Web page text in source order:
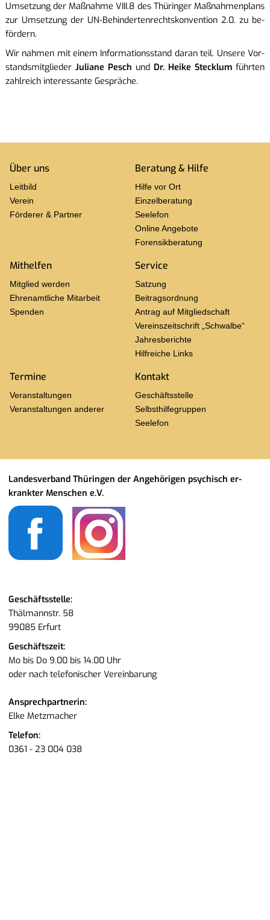
Um­set­zung der Maß­nah­me VIII.8 des Thü­rin­ger Maß­nah­men­plans
zur Um­set­zung der UN-Be­hin­der­ten­rechts­kon­ven­ti­on 2.0. zu be­
för­dern.
Wir nah­men mit einem In­for­ma­ti­ons­stand daran teil. Un­se­re Vor­
stands­mit­glie­der Ju­lia­ne Pesch und Dr. Heike Steck­lum führ­ten
zahl­reich in­ter­es­san­te Ge­sprä­che.
Über uns
Leit­bild
Ver­ein
För­de­rer & Part­ner
Be­ra­tung & Hilfe
Hilfe vor Ort
Ein­zel­be­ra­tung
See­le­fon
On­line An­ge­bo­te
Fo­ren­sik­be­ra­tung
Mit­hel­fen
Mit­glied wer­den
Eh­ren­amt­li­che Mit­ar­beit
Spen­den
Ser­vice
Sat­zung
Bei­trags­ord­nung
An­trag auf Mit­glied­schaft
Ver­eins­zeit­schrift „Schwal­be“
Jah­res­be­rich­te
Hilf­rei­che Links
Ter­mi­ne
Ver­an­stal­tun­gen
Ver­an­stal­tun­gen an­de­rer
Kon­takt
Ge­schäfts­stel­le
Selbst­hil­fe­grup­pen
See­le­fon
Lan­des­ver­band Thü­rin­gen der An­ge­hö­ri­gen psy­chisch er­
krank­ter Men­schen e.V.
Ge­schäfts­stel­le:
Thäl­mann­str. 58
99085 Er­furt
Ge­schäfts­zeit:
Mo bis Do 9.00 bis 14.00 Uhr
oder nach te­le­fo­ni­scher Ver­ein­ba­rung
An­sprech­part­ne­rin:
Elke Metz­ma­cher
Te­le­fon:
0361 - 23 004 038